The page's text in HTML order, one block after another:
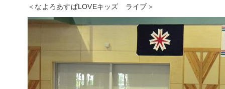
＜なよろあすぱLOVEキッズ ライブ＞